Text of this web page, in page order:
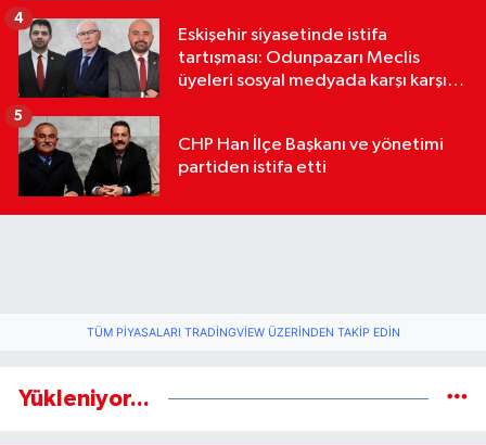
Eskişehir siyasetinde istifa
tartışması: Odunpazarı Meclis
üyeleri sosyal medyada karşı karşıya
4
CHP Han İlçe Başkanı ve yönetimi
partiden istifa etti
5
TÜM PIYASALARI TRADINGVIEW ÜZERINDEN TAKIP EDIN
Yükleniyor...